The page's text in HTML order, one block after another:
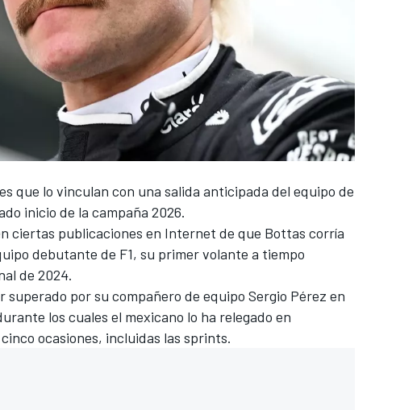
que lo vinculan con una salida anticipada del equipo de
inicio de la campaña 2026.
ciertas publicaciones en Internet de que Bottas corría
debutante de F1, su primer volante a tiempo
de 2024.
superado por su compañero de equipo Sergio Pérez en
los cuales el mexicano lo ha relegado en
ocasiones, incluidas las sprints.